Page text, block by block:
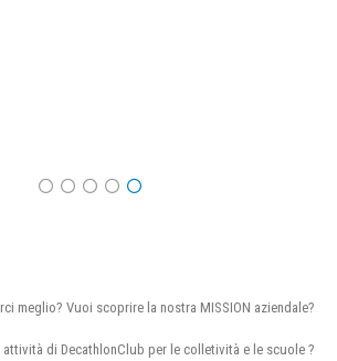
meglio? Vuoi scoprire la nostra MISSION aziendale?
di DecathlonClub per le colletività e le scuole ?